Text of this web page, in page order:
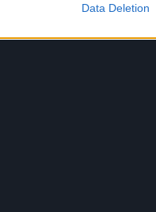
Data Deletion